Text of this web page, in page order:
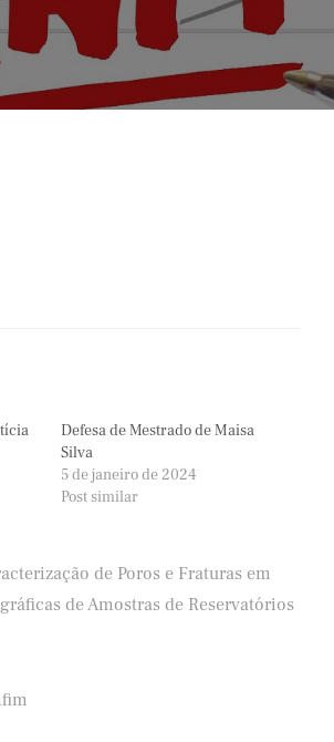
Defesa de Mestrado de Maisa
Silva
5 de janeiro de 2024
Post similar
de Poros e Fraturas em
de Amostras de Reservatórios